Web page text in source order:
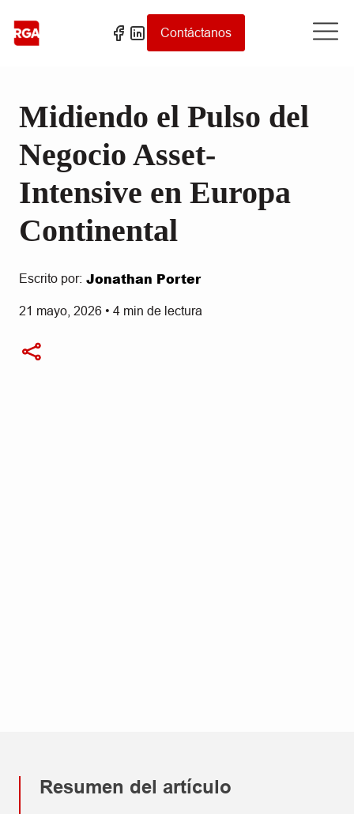
Contáctanos
Midiendo el Pulso del
Negocio Asset-
Intensive en Europa
Continental
Escrito por: Jonathan Porter
21 mayo, 2026 • 4 min de lectura
Resumen del artículo